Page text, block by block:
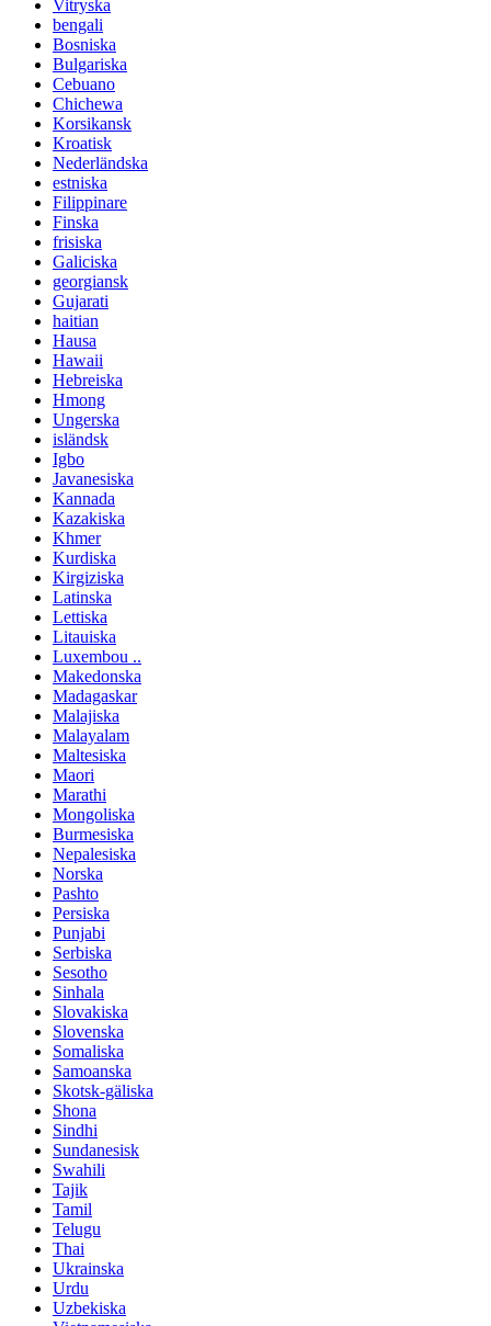
Vitryska
bengali
Bosniska
Bulgariska
Cebuano
Chichewa
Korsikansk
Kroatisk
Nederländska
estniska
Filippinare
Finska
frisiska
Galiciska
georgiansk
Gujarati
haitian
Hausa
Hawaii
Hebreiska
Hmong
Ungerska
isländsk
Igbo
Javanesiska
Kannada
Kazakiska
Khmer
Kurdiska
Kirgiziska
Latinska
Lettiska
Litauiska
Luxembou ..
Makedonska
Madagaskar
Malajiska
Malayalam
Maltesiska
Maori
Marathi
Mongoliska
Burmesiska
Nepalesiska
Norska
Pashto
Persiska
Punjabi
Serbiska
Sesotho
Sinhala
Slovakiska
Slovenska
Somaliska
Samoanska
Skotsk-gäliska
Shona
Sindhi
Sundanesisk
Swahili
Tajik
Tamil
Telugu
Thai
Ukrainska
Urdu
Uzbekiska